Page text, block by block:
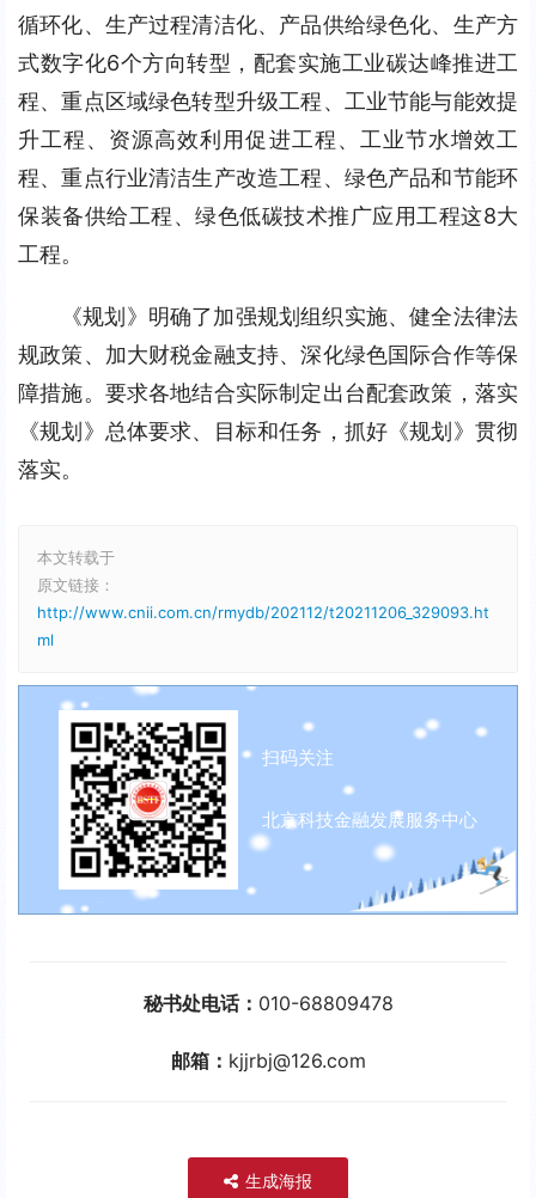
循环化、生产过程清洁化、产品供给绿色化、生产方
式数字化6个方向转型，配套实施工业碳达峰推进工
程、重点区域绿色转型升级工程、工业节能与能效提
升工程、资源高效利用促进工程、工业节水增效工
程、重点行业清洁生产改造工程、绿色产品和节能环
保装备供给工程、绿色低碳技术推广应用工程这8大
工程。
《规划》明确了加强规划组织实施、健全法律法
规政策、加大财税金融支持、深化绿色国际合作等保
障措施。要求各地结合实际制定出台配套政策，落实
《规划》总体要求、目标和任务，抓好《规划》贯彻
落实。
本文转载于
原文链接：
http://www.cnii.com.cn/rmydb/202112/t20211206_329093.ht
ml
扫码关注
北京科技金融发展服务中心
秘书处电话： 010-68809478
邮箱： kjjrbj@126.com
生成海报